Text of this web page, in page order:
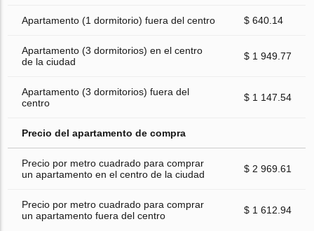
Apartamento (1 dormitorio) fuera del centro $ 640.14
Apartamento (3 dormitorios) en el centro
de la ciudad
$ 1 949.77
Apartamento (3 dormitorios) fuera del
centro
$ 1 147.54
Precio del apartamento de compra
Precio por metro cuadrado para comprar
un apartamento en el centro de la ciudad
$ 2 969.61
Precio por metro cuadrado para comprar
un apartamento fuera del centro
$ 1 612.94